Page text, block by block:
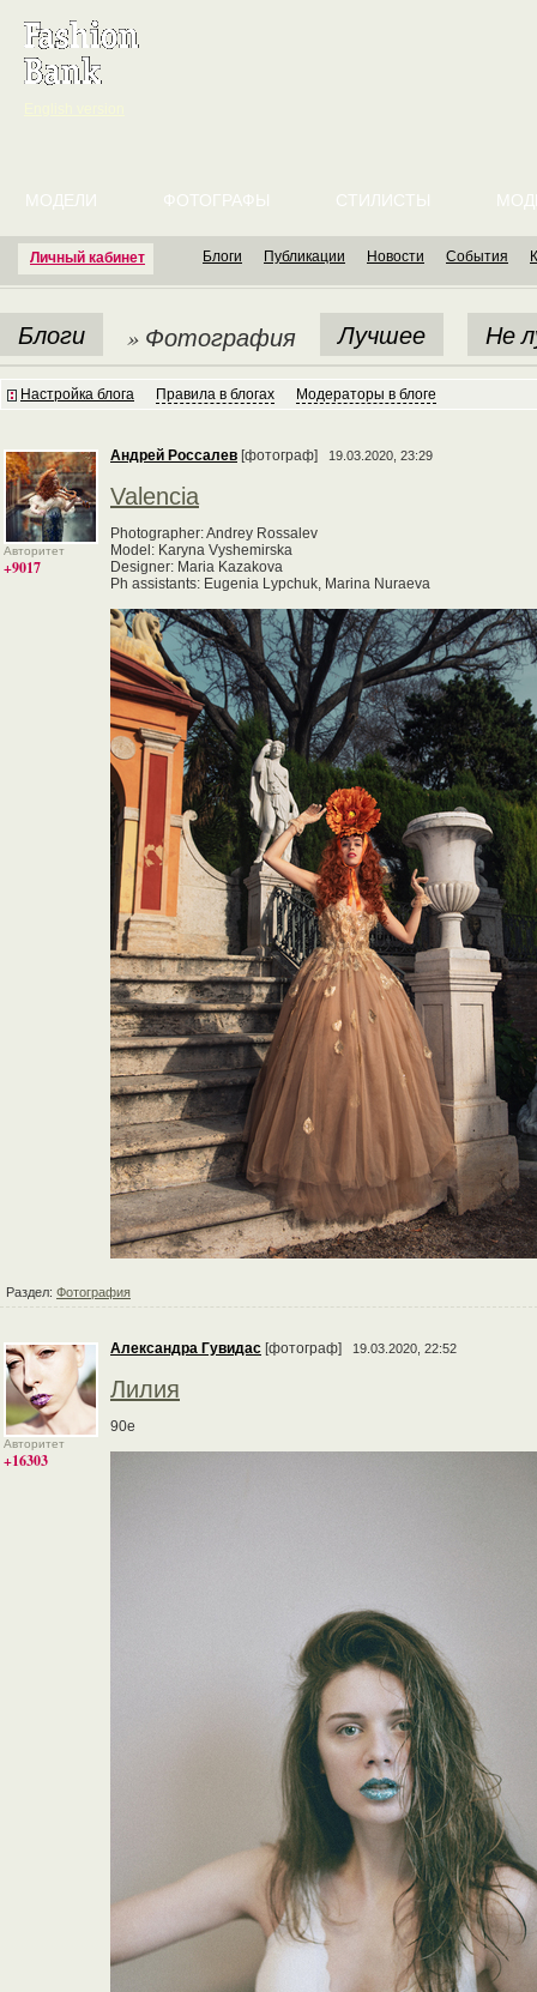
Личный кабинет
МОДЕЛИ ФОТОГРАФЫ СТИЛИСТЫ
Блоги Публикации Новости События
Блоги » Фотография Лучшее Не
Настройка блога Правила в блогах Модераторы в блоге
Авторитет
+9017
Андрей Россалев [фотограф] 19.03.2020, 23:29
Valencia
Photographer: Andrey Rossalev
Model: Karyna Vyshemirska
Designer: Maria Kazakova
Ph assistants: Eugenia Lypchuk, Marina Nuraeva
Раздел: Фотография
Авторитет
+16303
Александра Гувидас [фотограф] 19.03.2020, 22:52
Лилия
90е